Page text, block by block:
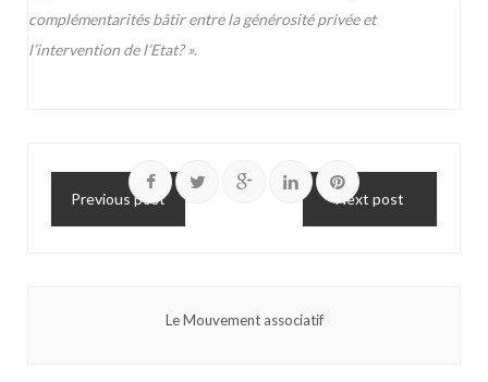
complémentarités bâtir entre la générosité privée et
l’intervention de l’Etat? ».
Previous post Next post
Le Mouvement associatif